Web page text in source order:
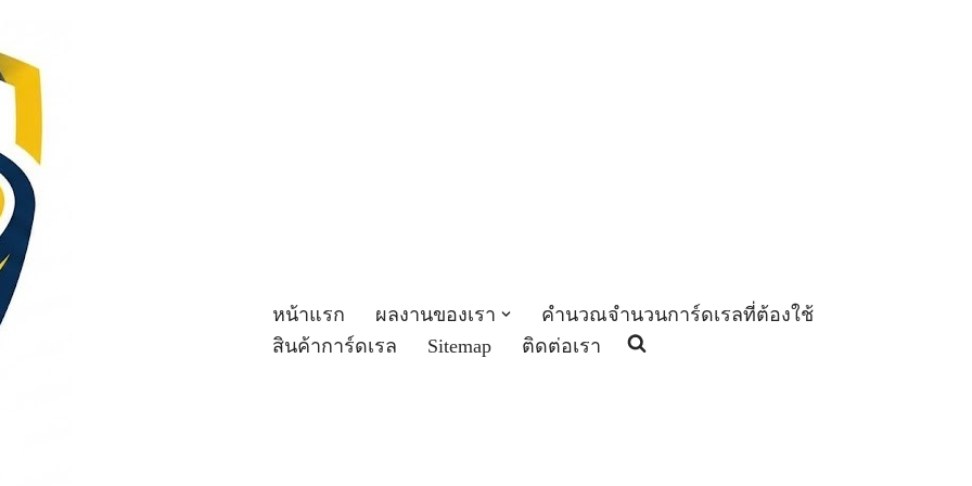
หน้าแรก ผลงานของเรา
คำนวณจำนวนการ์ดเรลที่ต้องใช้
สินค้าการ์ดเรล
Sitemap ติดต่อเรา